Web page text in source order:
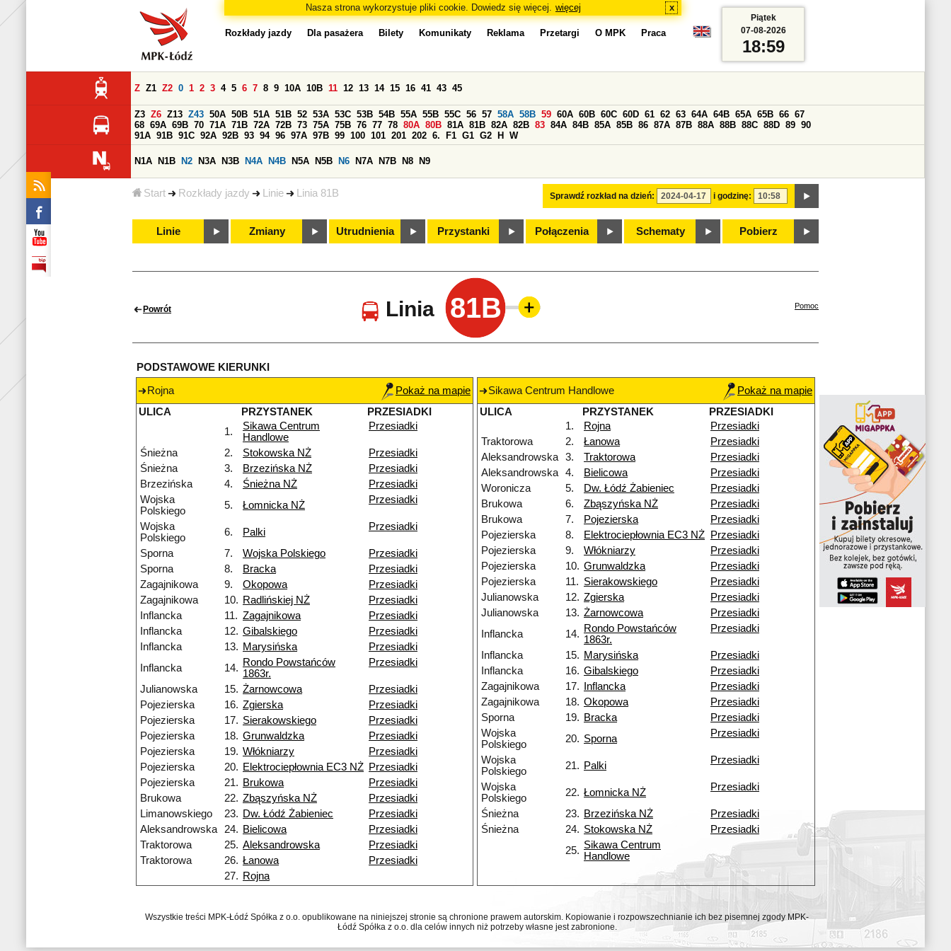
Nasza strona wykorzystuje pliki cookie. Dowiedz się więcej. więcej x
Start Rozkłady jazdy Linie Linia 81B
Rozkłady jazdy Dla pasażera Bilety Komunikaty Reklama Przetargi O MPK Praca
Sprawdź rozkład na dzień: i godzinę:
Z Z1 Z2 0 1 2 3 4 5 6 7 8 9 10A 10B 11 12 13 14 15 16 41 43 45
Z3 Z6 Z13 Z43 50A 50B 51A 51B 52 53A 53C 53B 54B 55A 55B 55C 56 57 58A 58B 59 60A 60B 60C 60D 61 62 63 64A 64B 65A 65B 66 67
68 69A 69B 70 71A 71B 72A 72B 73 75A 75B 76 77 78 80A 80B 81A 81B 82A 82B 83 84A 84B 85A 85B 86 87A 87B 88A 88B 88C 88D 89 90
91A 91B 91C 92A 92B 93 94 96 97A 97B 99 100 101 201 202 6. F1 G1 G2 H W
N1A N1B N2 N3A N3B N4A N4B N5A N5B N6 N7A N7B N8 N9
Linie Zmiany Utrudnienia Przystanki Połączenia Schematy Pobierz
Piątek
07-08-2026
18:59
Powrót Linia 81B Pomoc
PODSTAWOWE KIERUNKI
Rojna
Pokaż na mapie
ULICA
PRZYSTANEK
PRZESIADKI
1.
Sikawa Centrum
Handlowe
Przesiadki
Śnieżna 2. Stokowska NŻ
Przesiadki
Śnieżna
3. Brzezińska NŻ
Przesiadki
Brzezińska
4. Śnieżna NŻ
Przesiadki
Wojska
Polskiego
5. Łomnicka NŻ Przesiadki
Wojska
Polskiego
6. Palki Przesiadki
Sporna 7. Wojska Polskiego
Przesiadki
Sporna
8. Bracka
Przesiadki
Zagajnikowa
9. Okopowa
Przesiadki
Zagajnikowa
10. Radlińskiej NŻ
Przesiadki
Inflancka
11. Zagajnikowa
Przesiadki
Inflancka
12. Gibalskiego
Przesiadki
Inflancka
13. Marysińska
Przesiadki
Inflancka
14. Rondo Powstańców
1863r.
Przesiadki
Julianowska 15. Żarnowcowa
Przesiadki
Pojezierska
16. Zgierska
Przesiadki
Pojezierska
17. Sierakowskiego
Przesiadki
Pojezierska
18. Grunwaldzka
Przesiadki
Pojezierska
19. Włókniarzy
Przesiadki
Pojezierska
20. Elektrociepłownia EC3 NŻ Przesiadki
Pojezierska
21. Brukowa
Przesiadki
Brukowa
22. Zbąszyńska NŻ
Przesiadki
Limanowskiego
23. Dw. Łódź Żabieniec
Przesiadki
Aleksandrowska
24. Bielicowa
Przesiadki
Traktorowa
25. Aleksandrowska
Przesiadki
Traktorowa
26. Łanowa
Przesiadki
27. Rojna
Sikawa Centrum Handlowe
Pokaż na mapie
ULICA
PRZYSTANEK
PRZESIADKI
1.
Rojna
Przesiadki
Traktorowa
2. Łanowa
Przesiadki
Aleksandrowska
3. Traktorowa
Przesiadki
Aleksandrowska
4. Bielicowa
Przesiadki
Woronicza
5. Dw. Łódź Żabieniec
Przesiadki
Brukowa
6. Zbąszyńska NŻ
Przesiadki
Brukowa
7. Pojezierska
Przesiadki
Pojezierska
8. Elektrociepłownia EC3 NŻ
Przesiadki
Pojezierska
9. Włókniarzy
Przesiadki
Pojezierska
10. Grunwaldzka
Przesiadki
Pojezierska
11. Sierakowskiego
Przesiadki
Julianowska
12. Zgierska
Przesiadki
Julianowska
13. Żarnowcowa
Przesiadki
Inflancka
14. Rondo Powstańców
1863r.
Przesiadki
Inflancka 15. Marysińska
Przesiadki
Inflancka
16. Gibalskiego
Przesiadki
Zagajnikowa
17. Inflancka
Przesiadki
Zagajnikowa
18. Okopowa
Przesiadki
Sporna
19. Bracka
Przesiadki
Wojska
Polskiego
20. Sporna Przesiadki
Wojska
Polskiego
21. Palki Przesiadki
Wojska
Polskiego
22. Łomnicka NŻ Przesiadki
Śnieżna 23. Brzezińska NŻ
Przesiadki
Śnieżna
24. Stokowska NŻ
Przesiadki
25. Sikawa Centrum
Handlowe
Wszystkie treści MPK-Łódź Spółka z o.o. opublikowane na niniejszej stronie są chronione prawem autorskim. Kopiowanie i rozpowszechnianie ich bez pisemnej zgody MPK-
Łódź Spółka z o.o. dla celów innych niż potrzeby własne jest zabronione.